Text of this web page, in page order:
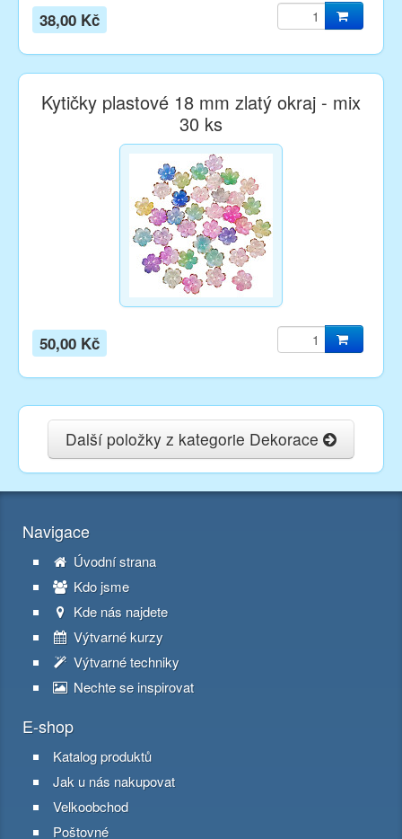
38,00 Kč
Kytičky plastové 18 mm zlatý okraj - mix
30 ks
50,00 Kč
Další položky z kategorie Dekorace
Navigace
Úvodní strana
Kdo jsme
Kde nás najdete
Výtvarné kurzy
Výtvarné techniky
Nechte se inspirovat
E-shop
Katalog produktů
Jak u nás nakupovat
Velkoobchod
Poštovné